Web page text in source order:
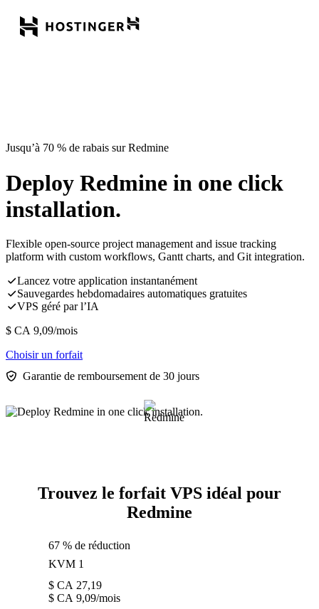
Jusqu’à 70 % de rabais sur Redmine
Deploy Redmine in one click
installation.
Flexible open-source project management and issue tracking
platform with custom workflows, Gantt charts, and Git integration.
Lancez votre application instantanément
Sauvegardes hebdomadaires automatiques gratuites
VPS géré par l’IA
$ CA 9,09/mois
Choisir un forfait
Garantie de remboursement de 30 jours
Trouvez le forfait VPS idéal pour
Redmine
67 % de réduction
KVM 1
$ CA 27,19
$ CA 9,09/mois